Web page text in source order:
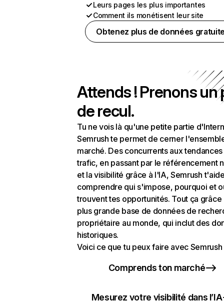
Leurs pages les plus importantes
Comment ils monétisent leur site
Obtenez plus de données
Attends ! Prenons un
de recul.
Tu ne vois là qu'une petite partie
Semrush te permet de cerner
marché. Des concurrents aux
trafic, en passant par le référencement
et la visibilité grâce à l'IA, Semrush
comprendre qui s'impose, pourquoi et
trouvent tes opportunités. Tout ça grâce
plus grande base de données de
propriétaire au monde, qui inclut des
historiques.
Voici ce que tu peux faire avec Semrush
Comprends ton marché
Mesurez votre visibilité dans l’IA